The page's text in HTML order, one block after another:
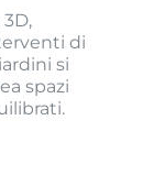
di
si
spazi